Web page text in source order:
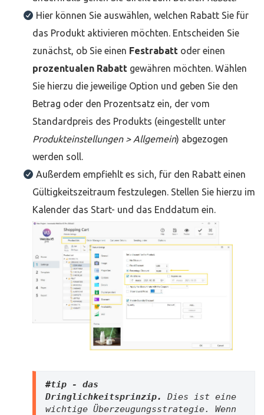
Hier können Sie auswählen, welchen Rabatt Sie für
das Produkt aktivieren möchten. Entscheiden Sie
zunächst, ob Sie einen Festrabatt oder einen
prozentualen Rabatt gewähren möchten. Wählen
Sie hierzu die jeweilige Option und geben Sie den
Betrag oder den Prozentsatz ein, der vom
Standardpreis des Produkts (eingestellt unter
Produkteinstellungen > Allgemein) abgezogen
werden soll.
Außerdem empfiehlt es sich, für den Rabatt einen
Gültigkeitszeitraum festzulegen. Stellen Sie hierzu im
Kalender das Start- und das Enddatum ein.
#tip - das
Dringlichkeitsprinzip. Dies ist eine
wichtige Überzeugungsstrategie. Wenn